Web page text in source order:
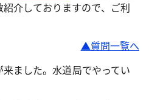
介しておりますので、ご利
▲質問一覧へ
ました。水道局でやってい